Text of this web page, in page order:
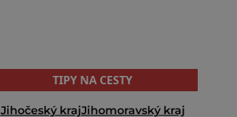
TIPY NA CESTY
Jihočeský krajJihomoravský kraj